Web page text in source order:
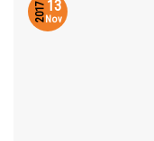
13
Nov
2017